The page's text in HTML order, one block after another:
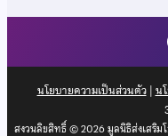
นโยบายความเป็นส่วนตัว| น
สงวนลิขสิทธิ์ © 2026 มูลนิธิส่งเสริม